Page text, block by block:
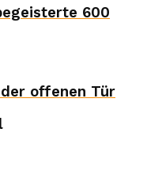
600
offenen Tür